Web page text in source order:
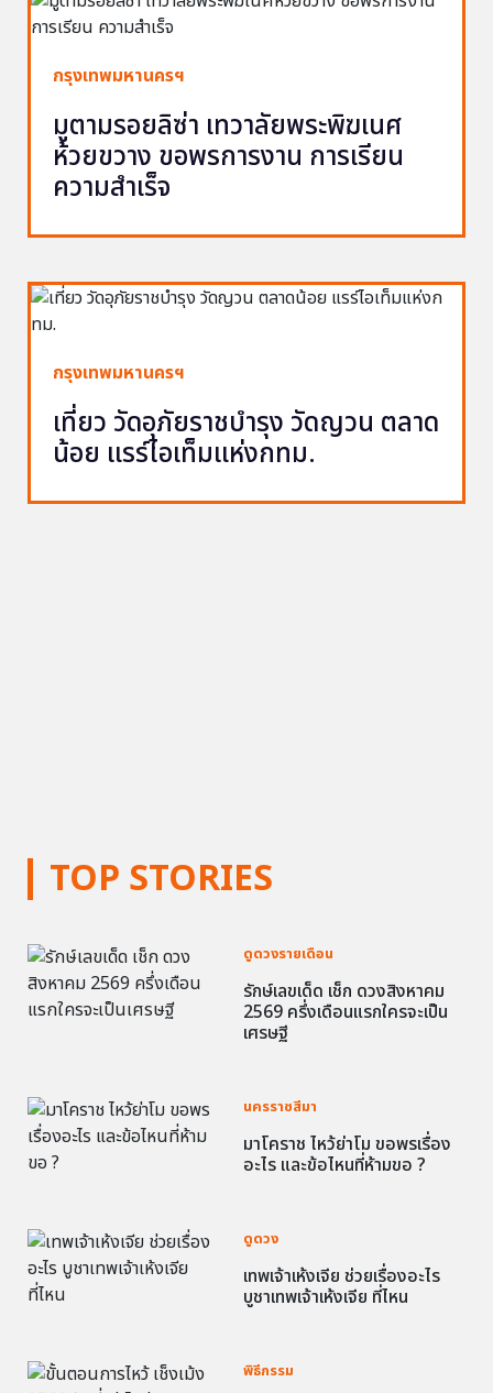
TOP STORIES
ดูดวงรายเดือน
รักษ์เลขเด็ด เช็ก ดวงสิงหาคม
2569 ครึ่งเดือนแรกใครจะเป็น
เศรษฐี
นครราชสีมา
มาโคราช ไหว้ย่าโม ขอพรเรื่อง
อะไร และข้อไหนที่ห้ามขอ ?
ดูดวง
เทพเจ้าเห้งเจีย ช่วยเรื่องอะไร
บูชาเทพเจ้าเห้งเจีย ที่ไหน
พิธีกรรม
กรุงเทพมหานครฯ
มูตามรอยลิซ่า เทวาลัยพระพิฆเนศ
ห้วยขวาง ขอพรการงาน การเรียน
ความสำเร็จ
กรุงเทพมหานครฯ
เที่ยว วัดอุภัยราชบำรุง วัดญวน ตลาด
น้อย แรร์ไอเท็มแห่งกทม.